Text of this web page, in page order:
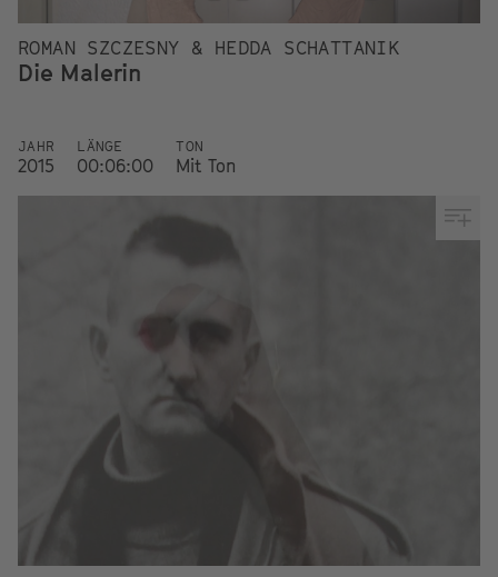
ROMAN SZCZESNY & HEDDA SCHATTANIK
Die Malerin
JAHR
2015
LÄNGE
00:06:00
TON
Mit Ton